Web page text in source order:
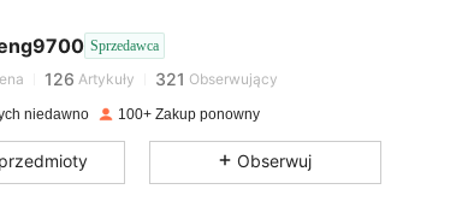
Sprzedawca
126 Artykuły 321 Obserwujący
126
niedawno 100+ Zakup ponowny
Obserwuj